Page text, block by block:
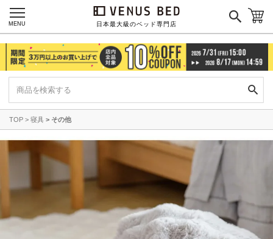
日本最大級のベッド専門店
MENU
TOP 寝具 その他